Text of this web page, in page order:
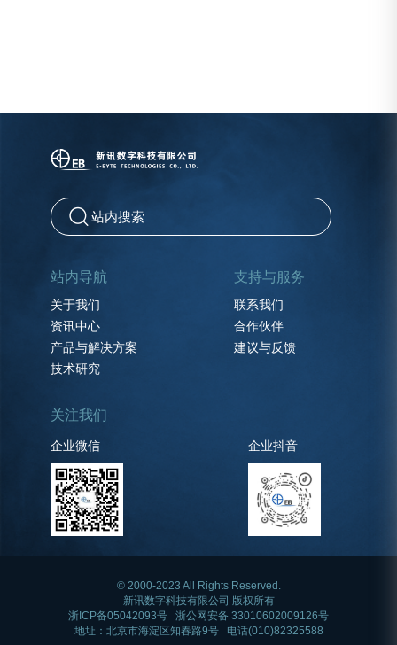
站内导航
关于我们
资讯中心
产品与解决方案
技术研究
支持与服务
联系我们
合作伙伴
建议与反馈
关注我们
企业微信 企业抖音
© 2000-2023 All Rights Reserved.
新讯数字科技有限公司 版权所有
浙ICP备05042093号
浙公网安备 33010602009126号
地址：北京市海淀区知春路9号 电话(010)82325588